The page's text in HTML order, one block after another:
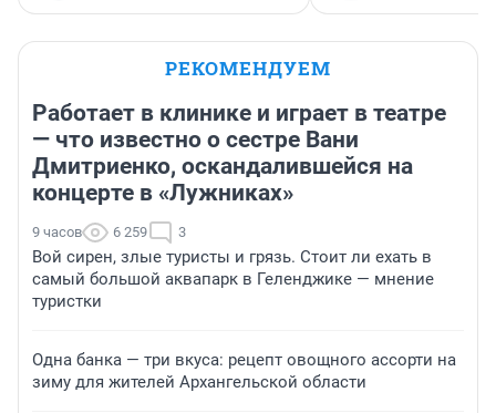
РЕКОМЕНДУЕМ
Работает в клинике и играет в театре
— что известно о сестре Вани
Дмитриенко, оскандалившейся на
концерте в «Лужниках»
9 часов 6 259 3
Вой сирен, злые туристы и грязь. Стоит ли ехать в
самый большой аквапарк в Геленджике — мнение
туристки
Одна банка — три вкуса: рецепт овощного ассорти на
зиму для жителей Архангельской области